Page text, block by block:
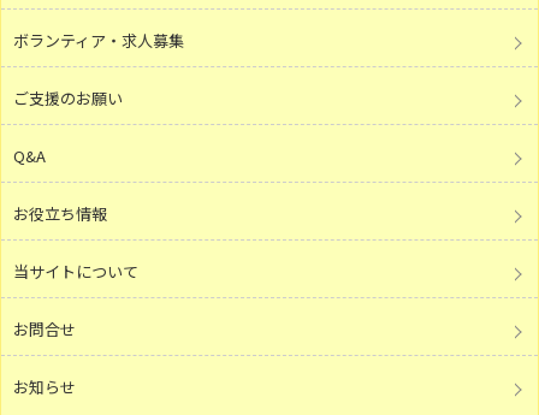
ボランティア・求人募集
ご支援のお願い
Q&A
お役立ち情報
当サイトについて
お問合せ
お知らせ